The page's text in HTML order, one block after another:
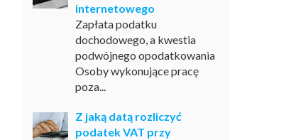
internetowego
Zapłata podatku
dochodowego, a kwestia
podwójnego opodatkowania
Osoby wykonujące pracę
poza...
Z jaką datą rozliczyć
podatek VAT przy